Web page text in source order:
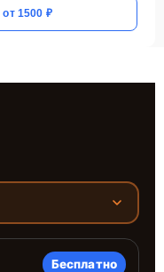
от 1500 ₽
Бесплатно